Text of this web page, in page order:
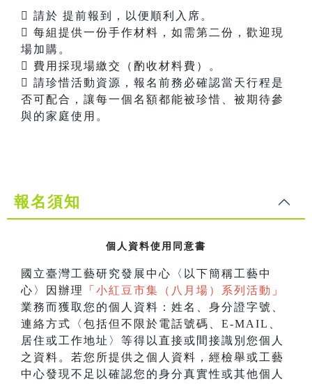
 請於 提前報到，以便順利入席。
 每組提供一份手作材料，如需第二份，歡迎現
場加購。
 費用採現場繳交（酌收材料費）。
 請珍惜活動資源，報名前務必確認當天行程是
否可配合，讓每一個名額都能被珍惜、被期待參
與的家庭使用。
報名須知
個人資料使用同意書
國立臺灣工藝研究發展中心〈以下簡稱工藝中
心〉因辦理
「 小紅豆市集（八月場）系列活動 」
業務而獲取您的個人資料：姓名、身分證字號、
連絡方式〈包括但不限於電話號碼、E-MAIL、
居住或工作地址〉等得以直接或間接識別您個人
之資料。若您所提供之個人資料，經檢舉或工藝
中心發現不足以確認您的身分真實性或其他個人